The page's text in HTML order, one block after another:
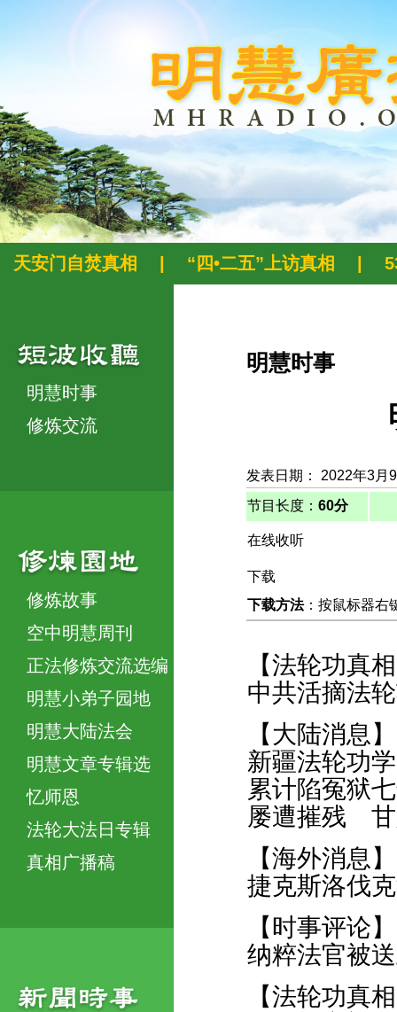
天安门自焚真相 “四•二五”上访真相
明慧时事
修炼交流
修炼故事
空中明慧周刊
正法修炼交流选编
明慧小弟子园地
明慧大陆法会
明慧文章专辑选
忆师恩
法轮大法日专辑
真相广播稿
明慧时事
发表日期： 2022年3月
节目长度： 60分
在线收听
下载
下载方法：按鼠标器右
【法轮功真
中共活摘法
【大陆消息】
新疆法轮功
累计陷冤狱
屡遭摧残 甘
【海外消息】
捷克斯洛伐
【时事评论】
纳粹法官被
【法轮功真